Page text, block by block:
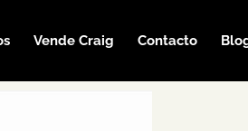
Vende Craig Contacto